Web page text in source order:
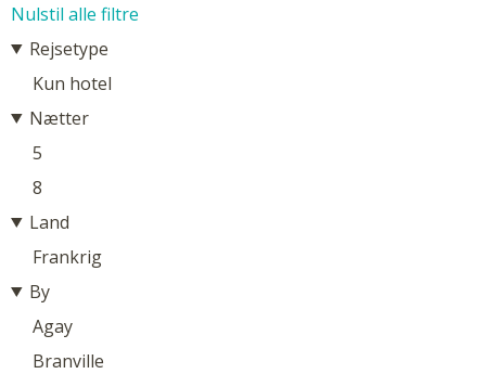
Nulstil alle filtre
Rejsetype
Kun hotel
Nætter
5
8
Land
Frankrig
By
Agay
Branville